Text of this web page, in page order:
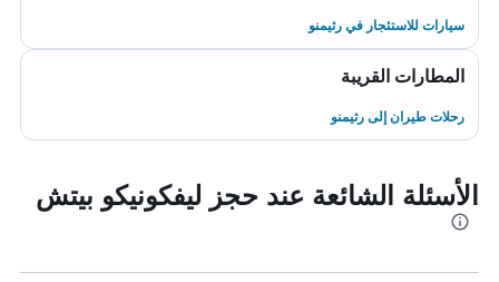
سيارات للاستئجار في رثيمنو
المطارات القريبة
رحلات طيران إلى رثيمنو
الأسئلة الشائعة عند حجز ليفكونيكو بيتش